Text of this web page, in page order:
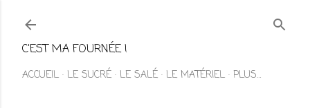
C'EST MA FOURNÉE !
ACCUEIL LE SUCRÉ LE SALÉ LE MATÉRIEL PLUS…